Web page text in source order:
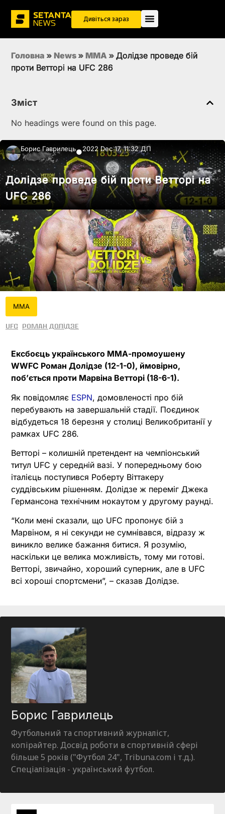
Дивіться зараз
Головна » News » MMA » Долідзе проведе бій
проти Ветторі на UFC 286
Зміст
No headings were found on this page.
Борис Гаврилець●2022 Dec 17, 11:32 ДП
Долідзе проведе бій проти Ветторі на
UFC 286
MMA
UFC Роман Долідзе
Ексбоєць українського ММА-промоушену
WWFC Роман Долідзе (12-1-0), ймовірно,
поб’ється проти Марвіна Ветторі (18-6-1).
Як повідомляє ESPN, домовленості про бій
перебувають на завершальній стадії. Поєдинок
відбудеться 18 березня у столиці Великобританії у
рамках UFC 286.
Ветторі – колишній претендент на чемпіонський
титул UFC у середній вазі. У попередньому бою
італієць поступився Роберту Віттакеру
суддівським рішенням. Долідзе ж переміг Джека
Германсона технічним нокаутом у другому раунді.
“Коли мені сказали, що UFC пропонує бій з
Марвіном, я ні секунди не сумнівався, відразу ж
виникло велике бажання битися. Я розумію,
наскільки це велика можливість, тому ми готові.
Ветторі, звичайно, хороший суперник, але в UFC
всі хороші спортсмени”, – сказав Долідзе.
Борис Гаврилець
Футбольний та спортивний журналіст,
копірайтер. Досвід роботи в спортивній сфері
більше 5 років ("Футбол 24", Tribuna.com і т.д.).
Спеціалізація - український футбол.